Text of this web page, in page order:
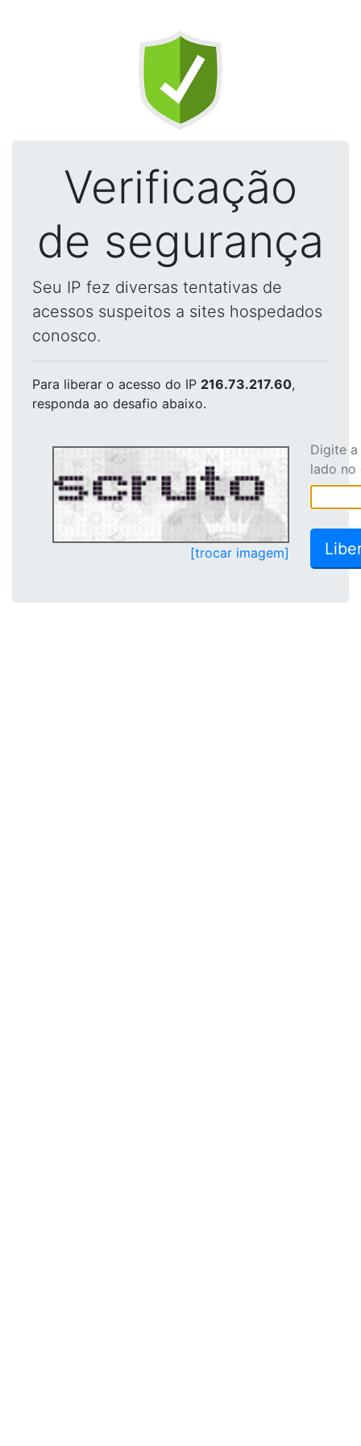
Verificação
de segurança
Seu IP fez diversas tentativas de
acessos suspeitos a sites hospedados
conosco.
Para liberar o acesso do IP 216.73.217.60,
responda ao desafio abaixo.
[trocar imagem]
Digite
lado no